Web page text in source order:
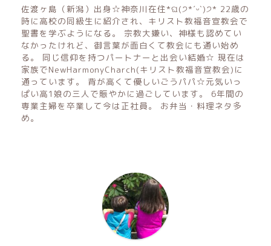
佐渡ヶ島（新潟）出身☆神奈川在住*ଘ(੭*ˊᵕˋ)੭* 22歳の
時に高校の同級生に紹介され、キリスト教福音宣教会で
聖書を学ぶようになる。 宗教大嫌い、神様も認めてい
なかったけれど、御言葉が面白くて教会にも通い始め
る。 同じ信仰を持つパートナーと出会い結婚☆ 現在は
家族でNewHarmonyCharch(キリスト教福音宣教会)に
通っています。 背が高くて優しいごうパパ☆元気いっ
ぱい高1娘の三人で賑やかに過ごしています。 6年間の
専業主婦を卒業して今は正社員。 お弁当・料理ネタ多
め。